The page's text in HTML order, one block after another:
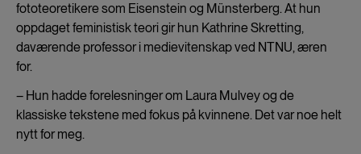
fototeoretikere som Eisenstein og Münsterberg. At hun
oppdaget feministisk teori gir hun Kathrine Skretting,
daværende professor i medievitenskap ved NTNU, æren
for.
– Hun hadde forelesninger om Laura Mulvey og de
klassiske tekstene med fokus på kvinnene. Det var noe helt
nytt for meg.